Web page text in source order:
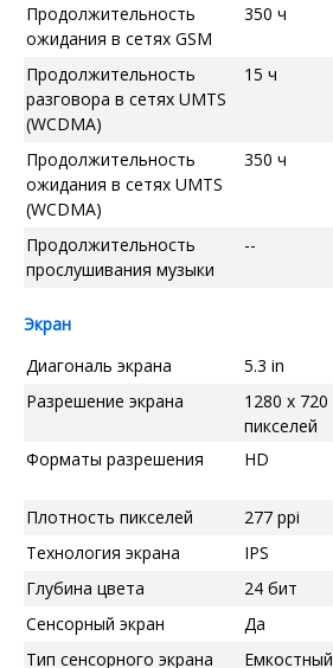
Продолжительность
ожидания в сетях GSM
350 ч
Продолжительность
разговора в сетях UMTS
(WCDMA)
15 ч
Продолжительность
ожидания в сетях UMTS
(WCDMA)
350 ч
Продолжительность
прослушивания музыки
--
Экран
Диагональ экрана
5.3 in
Разрешение экрана
1280 x 720
пикселей
Форматы разрешения
HD
Плотность пикселей
277 ppi
Технология экрана
IPS
Глубина цвета
24 бит
Сенсорный экран
Да
Тип сенсорного экрана
Емкостный